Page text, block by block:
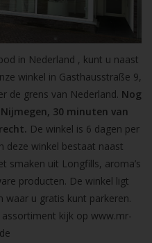
in Nederland , kunt u naast
winkel in Gasthausstraße 9,
de grens van Nederland. Nog
30 minuten van
De winkel is 6 dagen per
deze winkel bestaat naast
smaken uit Longfills, aroma’s
producten. De winkel ligt
u gratis kunt parkeren.
kijk op www.mr-